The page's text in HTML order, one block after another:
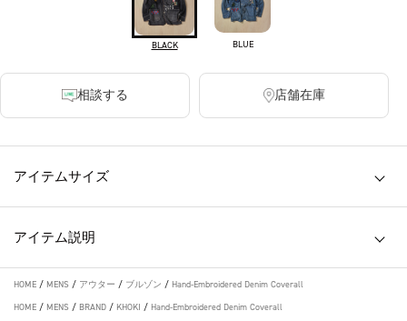
BLACK BLUE
相談する 店舗在庫
アイテムサイズ
アイテム説明
HOME / MENS / アウター / ブルゾン / Hand-Embroidered Denim Coverall
HOME / MENS / BRAND / KHOKI / Hand-Embroidered Denim Coverall